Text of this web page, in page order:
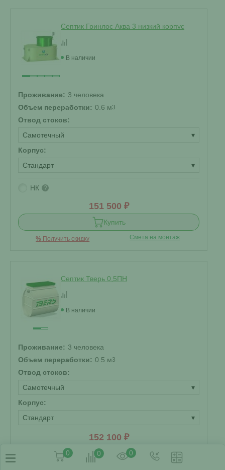
Септик Гринлос Аква 3 низкий корпус
В наличии
Проживание: 3 человека
Объем переработки: 0.6 м3
Отвод стоков:
Самотечный
▾
Корпус:
Стандарт
▾
НК ?
151 500 ₽
Купить
% Получить скидку Смета на монтаж
Септик Тверь 0,5ПН
В наличии
Проживание: 3 человека
Объем переработки: 0.5 м3
Отвод стоков:
Самотечный
▾
Корпус:
Стандарт
▾
152 100 ₽
Купить
0 0 0